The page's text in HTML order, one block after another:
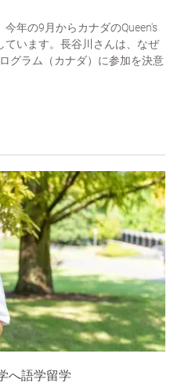
年の9月からカナダのQueen's
ています。長谷川さんは、なぜ
グラム（カナダ）に参加を決意
へ語学留学